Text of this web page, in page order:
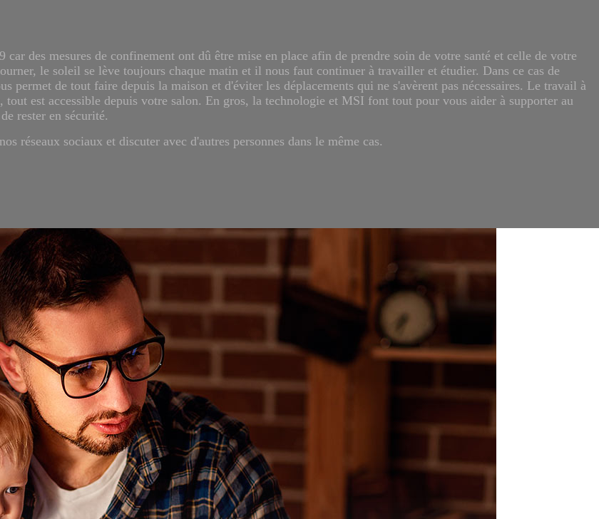
des mesures de confinement ont dû être mise en place afin de prendre soin de votre santé et celle de votre
le soleil se lève toujours chaque matin et il nous faut continuer à travailler et étudier. Dans ce cas de
permet de tout faire depuis la maison et d'éviter les déplacements qui ne s'avèrent pas nécessaires. Le travail à
est accessible depuis votre salon. En gros, la technologie et MSI font tout pour vous aider à supporter au
rester en sécurité.
réseaux sociaux et discuter avec d'autres personnes dans le même cas.